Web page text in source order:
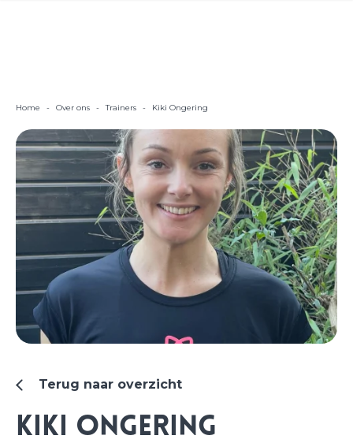
Home - Over ons - Trainers - Kiki Ongering
Terug naar overzicht
Kiki Ongering